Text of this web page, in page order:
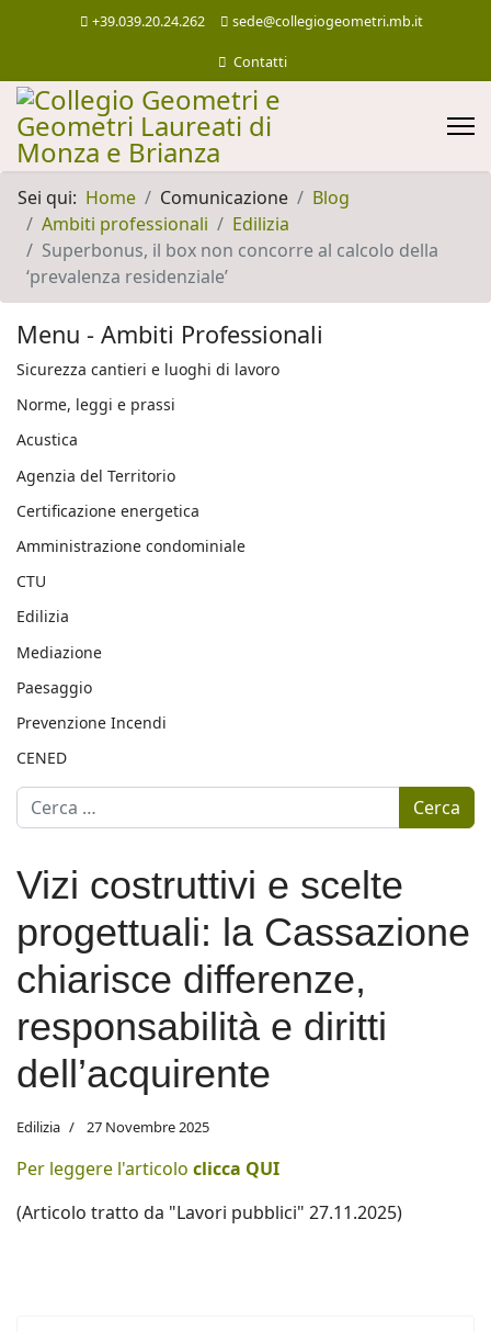
+39.039.20.24.262 sede@collegiogeometri.mb.it
Contatti
Sei qui: Home Comunicazione
Blog
Ambiti professionali
Edilizia
Superbonus, il box non concorre al calcolo della
‘prevalenza residenziale’
Menu - Ambiti Professionali
Sicurezza cantieri e luoghi di lavoro
Norme, leggi e prassi
Acustica
Agenzia del Territorio
Certificazione energetica
Amministrazione condominiale
CTU
Edilizia
Mediazione
Paesaggio
Prevenzione Incendi
CENED
Motore di ricerca Cerca
Vizi costruttivi e scelte
progettuali: la Cassazione
chiarisce differenze,
responsabilità e diritti
dell’acquirente
Edilizia 27 Novembre 2025
Per leggere l'articolo clicca QUI
(Articolo tratto da "Lavori pubblici" 27.11.2025)